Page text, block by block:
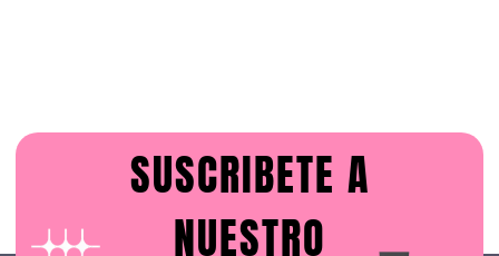
SUSCRIBETE A
NUESTRO